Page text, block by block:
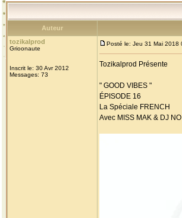
Auteur
tozikalprod
Grioonaute
Inscrit le: 30 Avr 2012
Messages: 73
Posté le: Jeu 31 Mai 2018
Tozikalprod Présente
" GOOD VIBES "
ÉPISODE 16
La Spéciale FRENCH
Avec MISS MAK & DJ